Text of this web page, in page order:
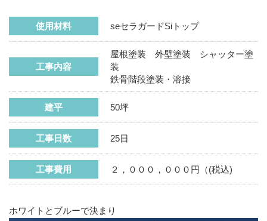
使用材料 seセラガードSiトップ
工事内容
屋根塗装 外壁塗装 シャッター塗
装
鉄骨階段塗装・溶接
建平 50坪
工事日数 25日
工事費用 ２，０００，０００円（(税込)
ホワイトとブルーで決まり